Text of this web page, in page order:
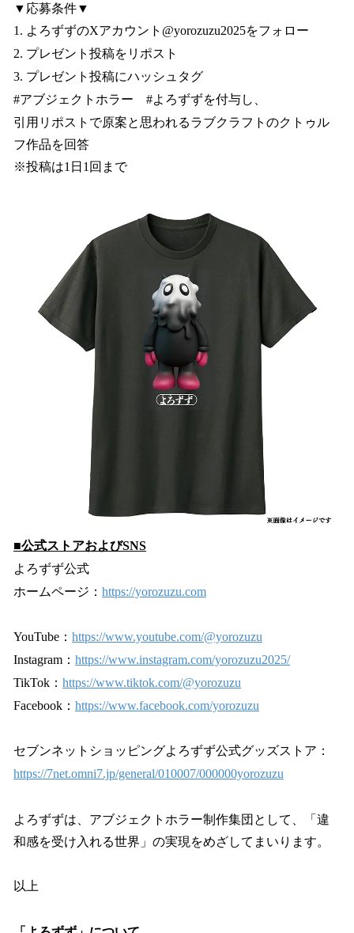
▼応募条件▼
1. よろずずのXアカウント@yorozuzu2025をフォロー
2. プレゼント投稿をリポスト
3. プレゼント投稿にハッシュタグ
#アブジェクトホラー #よろずずを付与し、
引用リポストで原案と思われるラブクラフトのクトゥル
フ作品を回答
※投稿は1日1回まで
■公式ストアおよびSNS
よろずず公式
ホームページ： https://yorozuzu.com
YouTube： https://www.youtube.com/@yorozuzu
Instagram： https://www.instagram.com/yorozuzu2025/
TikTok： https://www.tiktok.com/@yorozuzu
Facebook： https://www.facebook.com/yorozuzu
セブンネットショッピングよろずず公式グッズストア：
https://7net.omni7.jp/general/010007/000000yorozuzu
よろずずは、アブジェクトホラー制作集団として、「違
和感を受け入れる世界」の実現をめざしてまいります。
以上